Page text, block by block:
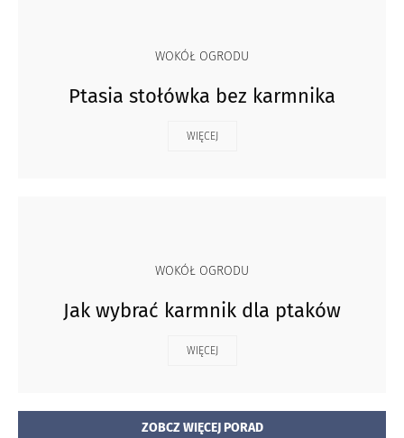
WOKÓŁ OGRODU
Ptasia stołówka bez karmnika
WIĘCEJ
WOKÓŁ OGRODU
Jak wybrać karmnik dla ptaków
WIĘCEJ
ZOBCZ WIĘCEJ PORAD